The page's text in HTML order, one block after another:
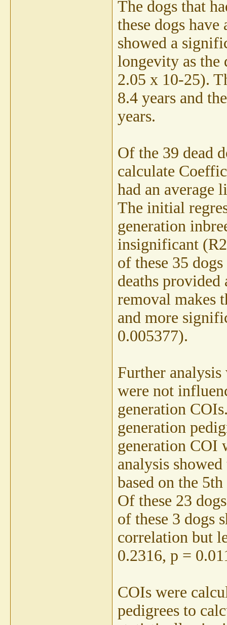
The dogs that
these dogs have
showed a
longevity as the
2.05 x 10-25).
8.4 years and
years.
Of the 39 dead
calculate
had an average
The initial
generation
insignificant
of these 35
deaths
removal makes
and more
0.005377).
Further analysis
were not
generation
generation
generation COI
analysis
based on the
Of these 23
of these 3 dogs
correlation but
0.2316, p =
COIs were
pedigrees to